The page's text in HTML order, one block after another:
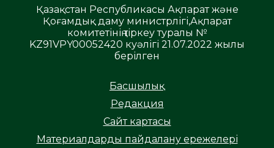
Қазақстан Республикасы Ақпарат және
Қоғамдық даму министрлігі,Ақпарат
комитетінің тіркеу туралы №
KZ91VPY00052420 куәлігі 21.07.2022 жылы
берілген
Басшылық
Редакция
Сайт картасы
Материалдарды пайдалану ережелері